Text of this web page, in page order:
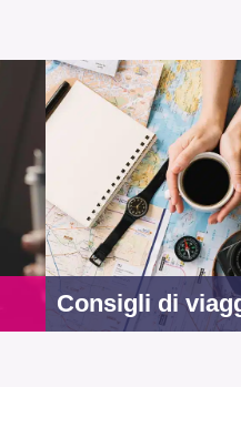
Consigli di